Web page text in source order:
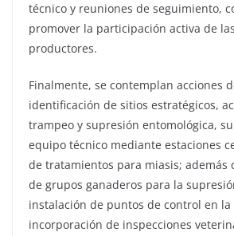
técnico y reuniones de seguimiento,
promover la participación activa de
productores.
Finalmente, se contemplan acciones
identificación de sitios estratégicos,
trampeo y supresión entomológica,
equipo técnico mediante estaciones
de tratamientos para miasis; además
de grupos ganaderos para la
instalación de puntos de control en la
incorporación de inspecciones